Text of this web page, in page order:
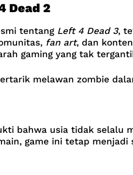
Dead 2
tentang Left 4 Dead 3,
fan art, dan
gaming yang tak
melawan zombie
bahwa usia tidak selalu
game ini tetap menjadi